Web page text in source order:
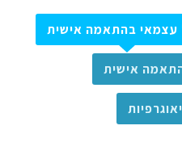
עצמאי בהתאמה אישית
אישית